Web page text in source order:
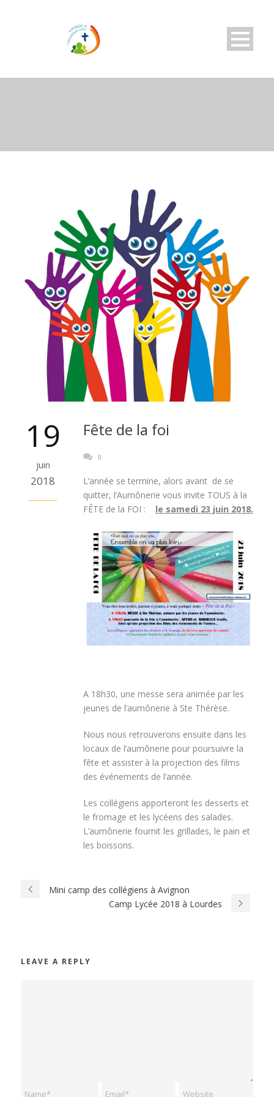
19
juin
2018
Fête de la foi
0
L’année se termine, alors avant de se
quitter, l’Aumônerie vous invite TOUS à la
FÊTE de la FOI : le samedi 23 juin 2018.
A 18h30, une messe sera animée par les
jeunes de l’aumônerie à Ste Thérèse.
Nous nous retrouverons ensuite dans les
locaux de l’aumônerie pour poursuivre la
fête et assister à la projection des films
des événements de l’année.
Les collégiens apporteront les desserts et
le fromage et les lycéens des salades.
L’aumônerie fournit les grillades, le pain et
les boissons.
Mini camp des collégiens à Avignon
Camp Lycée 2018 à Lourdes
LEAVE A REPLY